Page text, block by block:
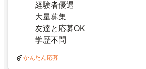
経験者優遇
大量募集
友達と応募OK
学歴不問
かんたん応募